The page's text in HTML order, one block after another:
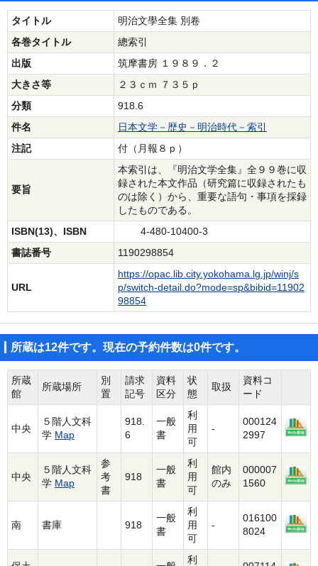
タイトル
明治文學全集 別卷
各巻タイトル
總索引
出版
筑摩書房 １９８９．２
大きさ等
２３ｃｍ ７３５ｐ
分類
918.6
件名
日本文学－歴史－明治時代－索引
注記
付（月報８ｐ）
要旨
本索引は、『明治文学全集』全９９巻に収
録された本文作品（研究篇に収録されたも
のは除く）から、重要な語句・事項を採録
したものである。
ISBN(13)、ISBN
4-480-10400-3
書誌番号
1190298854
URL
https://opac.lib.city.yokohama.lg.jp/winj/s
p/switch-detail.do?mode=sp&bibid=11902
98854
所蔵は12件です。現在の予約件数は0件です。
所蔵
館
所蔵場所
別
置
請求
記号
資料
区分
状
態
取扱
資料コ
ード
中央
５階人文科
学 Map
918.
6
一般
書
利
用
可
-
000124
2997
中央
５階人文科
学 Map
参
考
書
918
一般
書
利
用
可
館内
のみ
000007
1560
南 書庫 918
一般
書
利
用
可
-
016100
8024
利